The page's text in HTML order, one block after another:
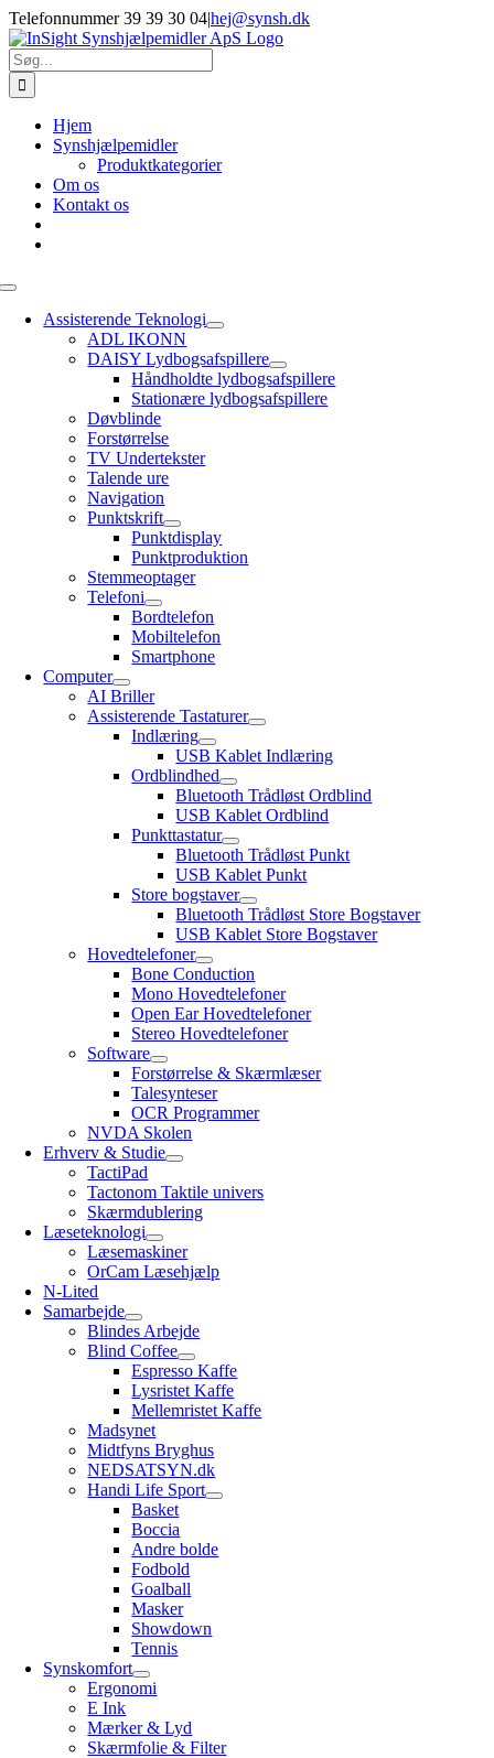
Skip
to
content
Telefonnummer 39 39 30 04|hej@synsh.dk
Søg
efter:
Hjem
Synshjælpemidler
Produktkategorier
Om os
Kontakt os
Toggle
NavigationAssisterende Teknologi
ADL IKONN
DAISY Lydbogsafspillere
Håndholdte lydbogsafspillere
Stationære lydbogsafspillere
Døvblinde
Forstørrelse
TV Undertekster
Talende ure
Navigation
Punktskrift
Punktdisplay
Punktproduktion
Stemmeoptager
Telefoni
Bordtelefon
Mobiltelefon
Smartphone
Computer
AI Briller
Assisterende Tastaturer
Indlæring
USB Kablet Indlæring
Ordblindhed
Bluetooth Trådløst Ordblind
USB Kablet Ordblind
Punkttastatur
Bluetooth Trådløst Punkt
USB Kablet Punkt
Store bogstaver
Bluetooth Trådløst Store Bogstaver
USB Kablet Store Bogstaver
Hovedtelefoner
Bone Conduction
Mono Hovedtelefoner
Open Ear Hovedtelefoner
Stereo Hovedtelefoner
Software
Forstørrelse & Skærmlæser
Talesynteser
OCR Programmer
NVDA Skolen
Erhverv & Studie
TactiPad
Tactonom Taktile univers
Skærmdublering
Læseteknologi
Læsemaskiner
OrCam Læsehjælp
N-Lited
Samarbejde
Blindes Arbejde
Blind Coffee
Espresso Kaffe
Lysristet Kaffe
Mellemristet Kaffe
Madsynet
Midtfyns Bryghus
NEDSATSYN.dk
Handi Life Sport
Basket
Boccia
Andre bolde
Fodbold
Goalball
Masker
Showdown
Tennis
Synskomfort
Ergonomi
E Ink
Mærker & Lyd
Skærmfolie & Filter